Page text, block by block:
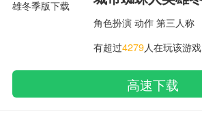
角色扮演 动作 第三人称
有超过4279人在玩该游戏
高速下载